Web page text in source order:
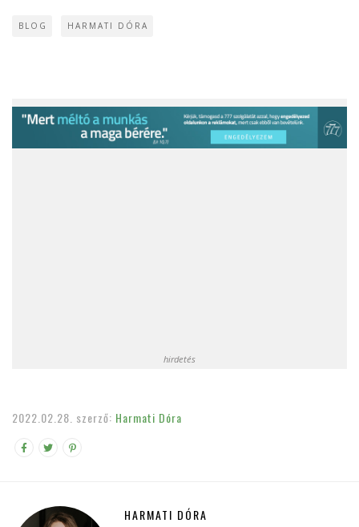
BLOG HARMATI DÓRA
hirdetés
2022.02.28. szerző: Harmati Dóra
HARMATI DÓRA